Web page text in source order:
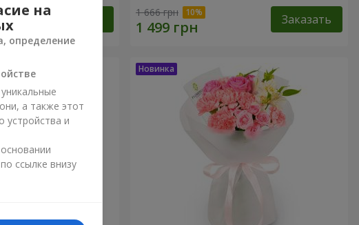
1 666 грн Заказать
на
определение
а также этот
устройства и
ссылке внизу